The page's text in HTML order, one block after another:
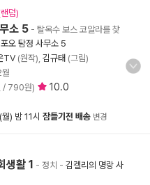
덤)
소 5 - 탈옥수 보스 코알라를 찾
오 탐정 사무소 5
TV (원작), 김규태 (그림)
/ 790원) 10.0
) 밤 11시 잠들기전 배송 변경
생활 1 - 정치 - 김켈리의 명랑 사